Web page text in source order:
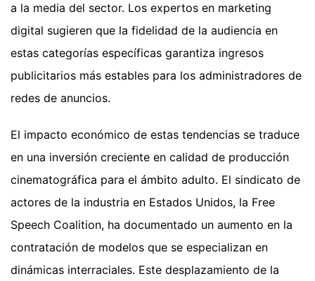
a la media del sector. Los expertos en marketing
digital sugieren que la fidelidad de la audiencia en
estas categorías específicas garantiza ingresos
publicitarios más estables para los administradores de
redes de anuncios.
El impacto económico de estas tendencias se traduce
en una inversión creciente en calidad de producción
cinematográfica para el ámbito adulto. El sindicato de
actores de la industria en Estados Unidos, la Free
Speech Coalition, ha documentado un aumento en la
contratación de modelos que se especializan en
dinámicas interraciales. Este desplazamiento de la